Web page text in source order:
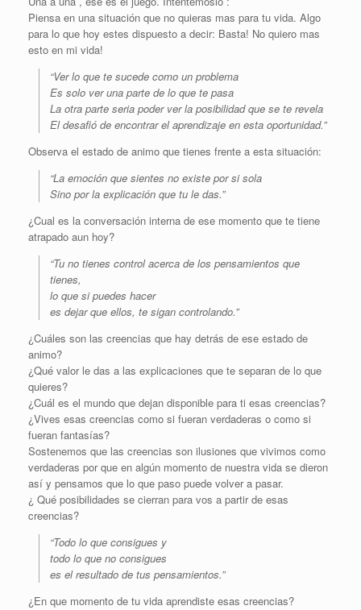
Piensa en una situación que no quieras mas para tu vida. Algo
para lo que hoy estes dispuesto a decir: Basta! No quiero mas
esto en mi vida!
“Ver lo que te sucede como un problema
Es solo ver una parte de lo que te pasa
La otra parte seria poder ver la posibilidad que se te revela
El desafió de encontrar el aprendizaje en esta oportunidad.”
Observa el estado de animo que tienes frente a esta situación:
“La emoción que sientes no existe por si sola
Sino por la explicación que tu le das.”
¿Cual es la conversación interna de ese momento que te tiene
atrapado aun hoy?
“Tu no tienes control acerca de los pensamientos que
tienes,
lo que si puedes hacer
es dejar que ellos, te sigan controlando.”
¿Cuáles son las creencias que hay detrás de ese estado de
animo?
¿Qué valor le das a las explicaciones que te separan de lo que
quieres?
¿Cuál es el mundo que dejan disponible para ti esas creencias?
¿Vives esas creencias como si fueran verdaderas o como si
fueran fantasías?
Sostenemos que las creencias son ilusiones que vivimos como
verdaderas por que en algún momento de nuestra vida se dieron
así y pensamos que lo que paso puede volver a pasar.
¿ Qué posibilidades se cierran para vos a partir de esas
creencias?
“Todo lo que consigues y
todo lo que no consigues
es el resultado de tus pensamientos.”
¿En que momento de tu vida aprendiste esas creencias?